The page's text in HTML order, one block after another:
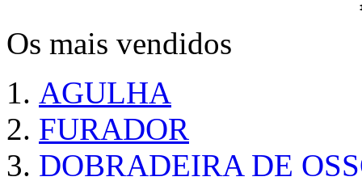
Os mais vendidos
AGULHA
FURADOR
DOBRADEIRA DE